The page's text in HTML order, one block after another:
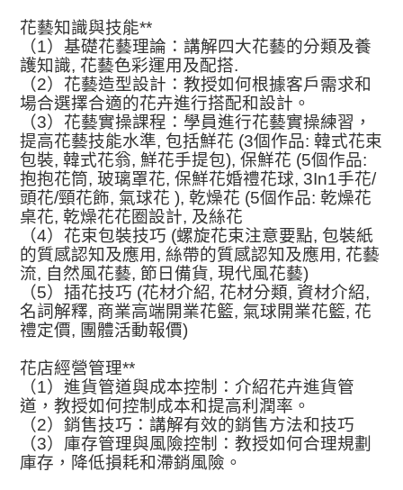
花藝知識與技能**
（1）基礎花藝理論：講解四大花藝的分類及養
護知識, 花藝色彩運用及配搭.
（2）花藝造型設計：教授如何根據客戶需求和
場合選擇合適的花卉進行搭配和設計。
（3）花藝實操課程：學員進行花藝實操練習，
提高花藝技能水準, 包括鮮花 (3個作品: 韓式花束
包裝, 韓式花翁, 鮮花手提包), 保鮮花 (5個作品:
抱抱花筒, 玻璃罩花, 保鮮花婚禮花球, 3In1手花/
頭花/頸花飾, 氣球花 ), 乾燥花 (5個作品: 乾燥花
桌花, 乾燥花花圈設計, 及絲花
（4）花束包裝技巧 (螺旋花束注意要點, 包裝紙
的質感認知及應用, 絲帶的質感認知及應用, 花藝
流, 自然風花藝, 節日備貨, 現代風花藝)
（5）插花技巧 (花材介紹, 花材分類, 資材介紹,
名詞解釋, 商業高端開業花籃, 氣球開業花籃, 花
禮定價, 團體活動報價)
花店經營管理**
（1）進貨管道與成本控制：介紹花卉進貨管
道，教授如何控制成本和提高利潤率。
（2）銷售技巧：講解有效的銷售方法和技巧
（3）庫存管理與風險控制：教授如何合理規劃
庫存，降低損耗和滯銷風險。